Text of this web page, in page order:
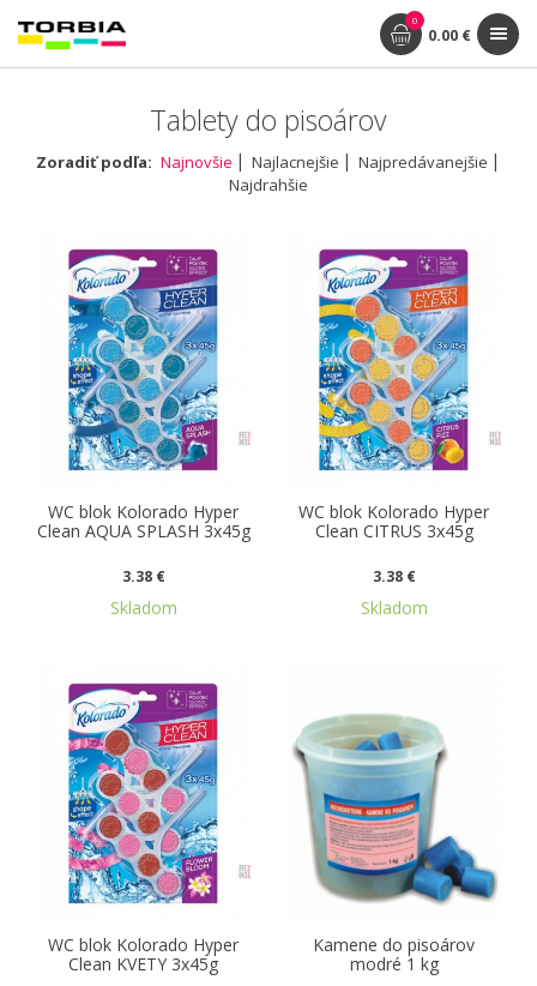
0
0.00 €
Tablety do pisoárov
Zoradiť podľa: Najnovšie Najlacnejšie
Najpredávanejšie
Najdrahšie
WC blok Kolorado Hyper
Clean AQUA SPLASH 3x45g
3.38 €
Skladom
WC blok Kolorado Hyper
Clean CITRUS 3x45g
3.38 €
Skladom
WC blok Kolorado Hyper
Clean KVETY 3x45g
Kamene do pisoárov
modré 1 kg